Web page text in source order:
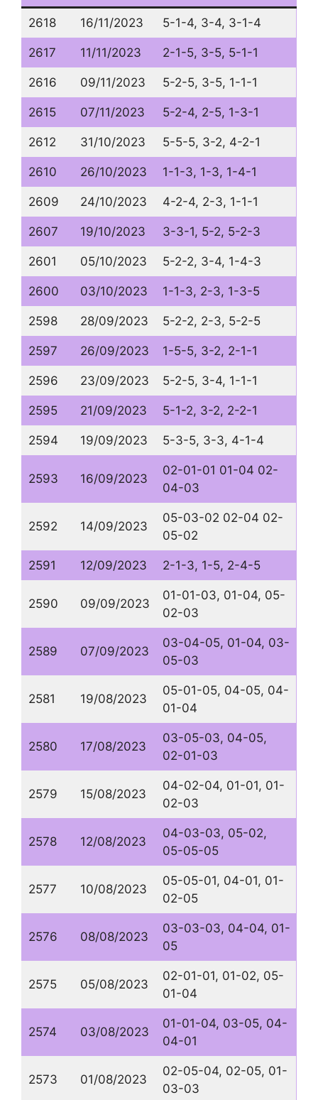
2618 16/11/2023 5-1-4, 3-4, 3-1-4
2617 11/11/2023 2-1-5, 3-5, 5-1-1
2616 09/11/2023 5-2-5, 3-5, 1-1-1
2615 07/11/2023 5-2-4, 2-5, 1-3-1
2612 31/10/2023 5-5-5, 3-2, 4-2-1
2610 26/10/2023 1-1-3, 1-3, 1-4-1
2609 24/10/2023 4-2-4, 2-3, 1-1-1
2607 19/10/2023 3-3-1, 5-2, 5-2-3
2601 05/10/2023 5-2-2, 3-4, 1-4-3
2600 03/10/2023 1-1-3, 2-3, 1-3-5
2598 28/09/2023 5-2-2, 2-3, 5-2-5
2597 26/09/2023 1-5-5, 3-2, 2-1-1
2596 23/09/2023 5-2-5, 3-4, 1-1-1
2595 21/09/2023 5-1-2, 3-2, 2-2-1
2594 19/09/2023 5-3-5, 3-3, 4-1-4
2593 16/09/2023
02-01-01 01-04 02-
04-03
2592 14/09/2023
05-03-02 02-04 02-
05-02
2591 12/09/2023 2-1-3, 1-5, 2-4-5
2590 09/09/2023
01-01-03, 01-04, 05-
02-03
2589 07/09/2023
03-04-05, 01-04, 03-
05-03
2581 19/08/2023
05-01-05, 04-05, 04-
01-04
2580 17/08/2023
03-05-03, 04-05,
02-01-03
2579 15/08/2023
04-02-04, 01-01, 01-
02-03
2578 12/08/2023
04-03-03, 05-02,
05-05-05
2577 10/08/2023
05-05-01, 04-01, 01-
02-05
2576 08/08/2023
03-03-03, 04-04, 01-
05
2575 05/08/2023
02-01-01, 01-02, 05-
01-04
2574 03/08/2023
01-01-04, 03-05, 04-
04-01
2573 01/08/2023
02-05-04, 02-05, 01-
03-03